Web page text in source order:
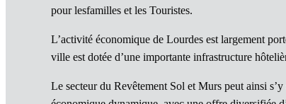
pour lesfamilles et les Touristes.
L’activité économique de Lourdes est largement
ville est dotée d’une importante infrastructure
Le secteur du Revêtement Sol et Murs peut ainsi